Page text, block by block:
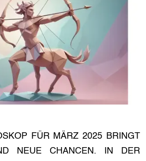
FÜR MÄRZ 2025 BRINGT
NEUE CHANCEN. IN DER